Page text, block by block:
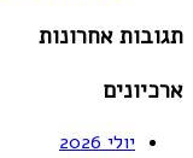
תגובות אחרונות
ארכיונים
יולי 2026